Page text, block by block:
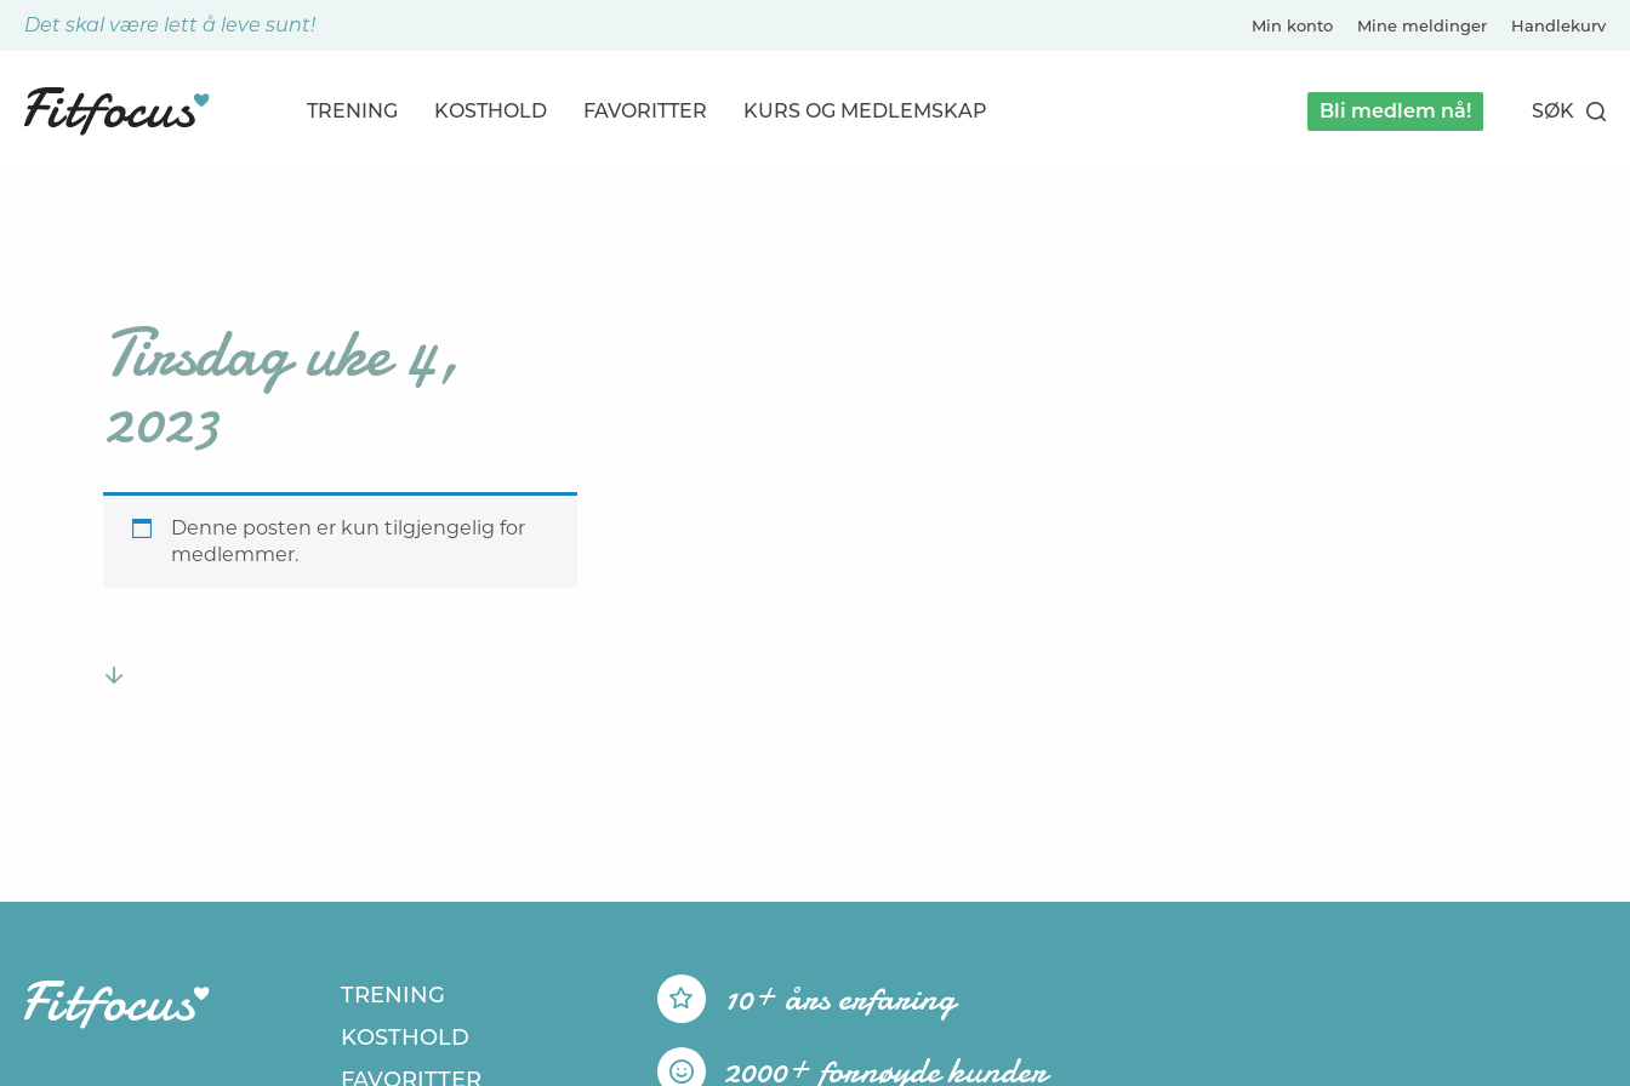
Det skal være lett å leve sunt! Min konto Mine meldinger Handlekurv
TRENING KOSTHOLD FAVORITTER KURS OG MEDLEMSKAP Bli medlem nå! SØK
Tirsdag uke 4,
2023
Denne posten er kun tilgjengelig for
medlemmer.
TRENING
KOSTHOLD
FAVORITTER
10+ års erfaring
2000+ fornøyde kunder